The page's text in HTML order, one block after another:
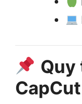
Quy